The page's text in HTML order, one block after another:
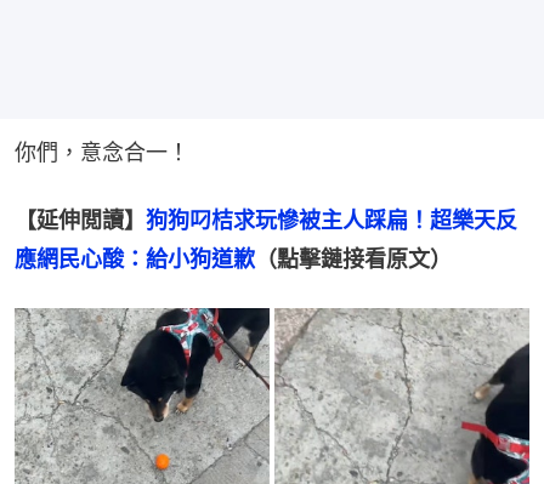
你們，意念合一！
【延伸閲讀】 狗狗叼桔求玩慘被主人踩扁！超樂天反
應網民心酸：給小狗道歉 （點擊鏈接看原文）